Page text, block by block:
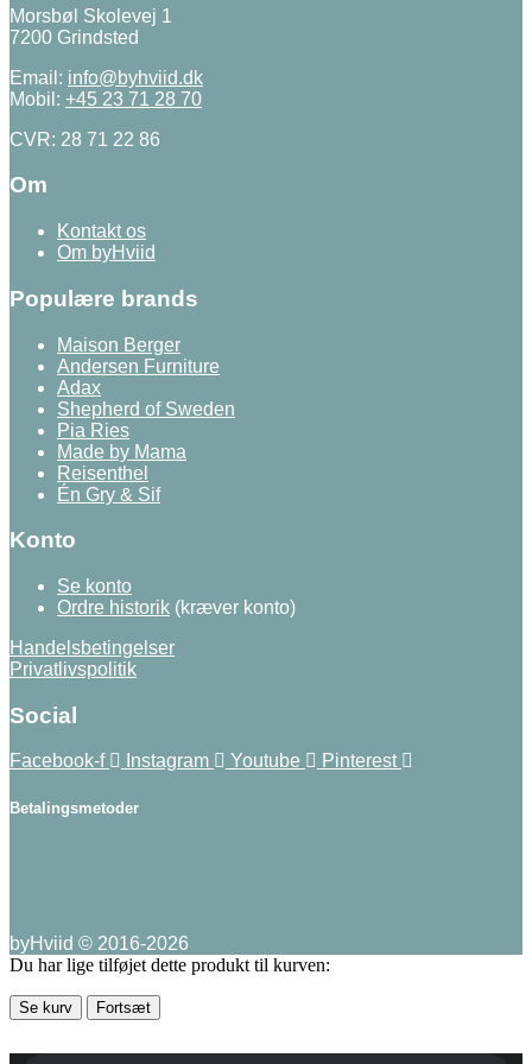
Morsbøl Skolevej 1
7200 Grindsted
Email: info@byhviid.dk
Mobil: +45 23 71 28 70
CVR: 28 71 22 86
Om
Kontakt os
Om byHviid
Populære brands
Maison Berger
Andersen Furniture
Adax
Shepherd of Sweden
Pia Ries
Made by Mama
Reisenthel
Én Gry & Sif
Konto
Se konto
Ordre historik (kræver konto)
Handelsbetingelser
Privatlivspolitik
Social
Facebook-f Instagram Youtube Pinterest
Betalingsmetoder
byHviid © 2016-2026
Du har lige tilføjet dette produkt til kurven:
Se kurv Fortsæt